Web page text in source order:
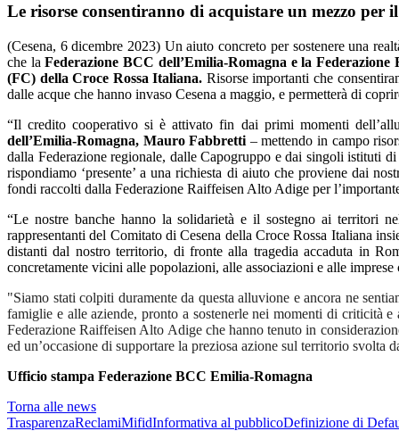
Le risorse consentiranno di acquistare un mezzo
(Cesena, 6 dicembre 2023) Un aiuto concreto per sostenere una
che laFederazione BCC dell’Emilia-Romagna e la Federazione
(FC) della Croce Rossa Italiana. Risorse importanti che
dalle acque che hanno invaso Cesena a maggio, e permetterà di
“Il credito cooperativo si è attivato fin dai primi momenti
dell’Emilia-Romagna, Mauro Fabbretti – mettendo in campo
dalla Federazione regionale, dalle Capogruppo e dai singoli istituti
rispondiamo ‘presente’ a una richiesta di aiuto che proviene dai
fondi raccolti dalla Federazione Raiffeisen Alto Adige per
“Le nostre banche hanno la solidarietà e il sostegno ai territori
rappresentanti del Comitato di Cesena della Croce Rossa Italiana
distanti dal nostro territorio, di fronte alla tragedia accaduta in
concretamente vicini alle popolazioni, alle associazioni e alle
"Siamo stati colpiti duramente da questa alluvione e ancora ne
famiglie e alle aziende, pronto a sostenerle nei momenti di criticità
Federazione Raiffeisen Alto Adige che hanno tenuto in
ed un’occasione di supportare la preziosa azione sul territorio svolta
Ufficio stampa Federazione BCC Emilia-Romagna
Torna alle news
TrasparenzaReclamiMifidInformativa al pubblicoDefinizione di